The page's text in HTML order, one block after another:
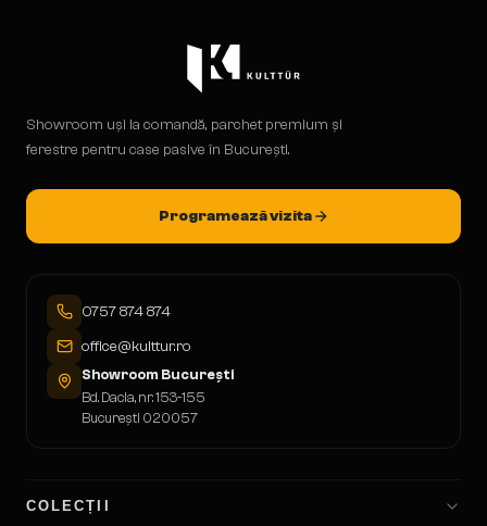
Showroom uși la comandă, parchet premium și
ferestre pentru case pasive în București.
Programează vizita
0757 874 874
office@kulttur.ro
Showroom București
Bd. Dacia, nr. 153-155
București 020057
COLECȚII